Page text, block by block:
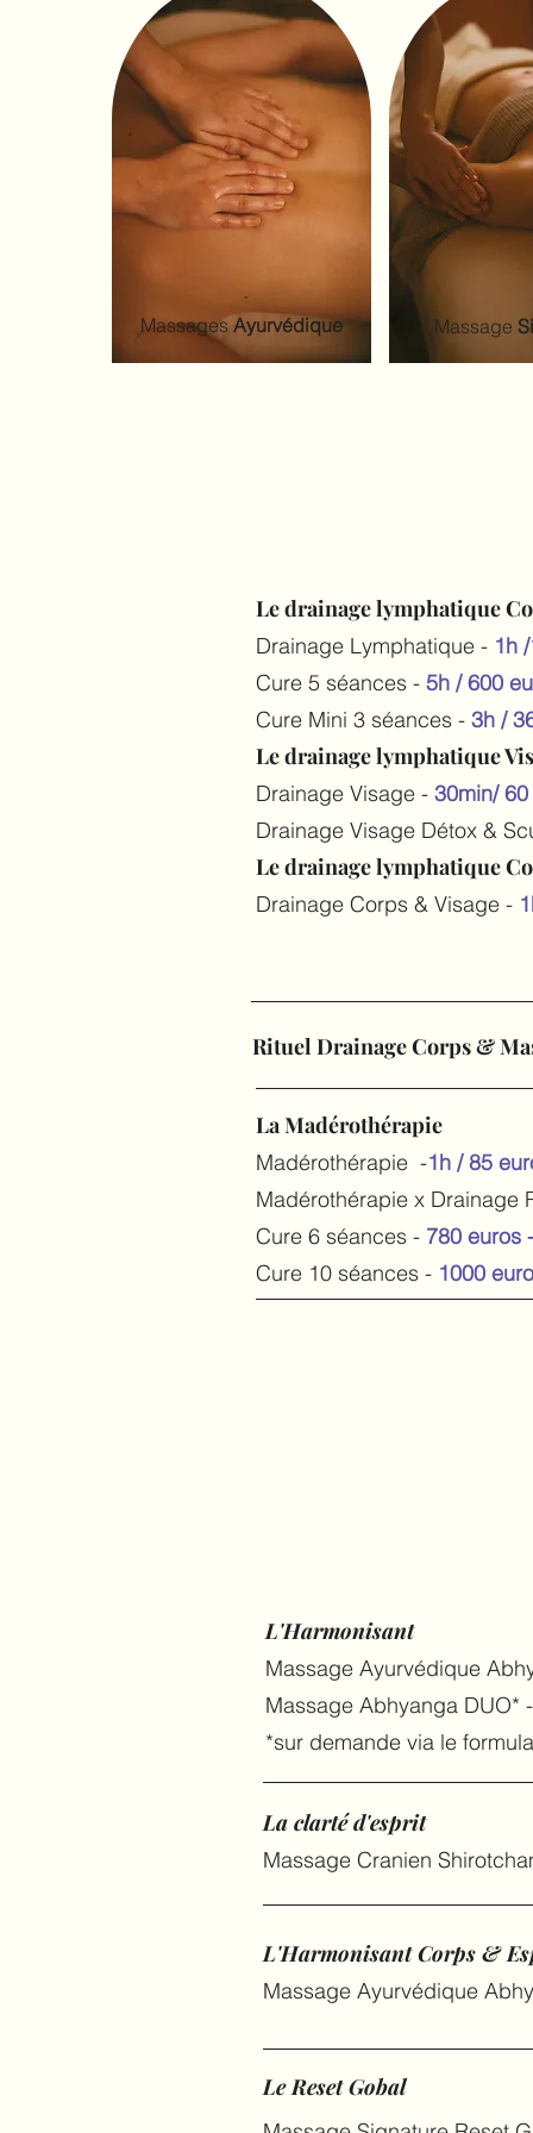
Massages Ayurvédique Massage
Le drainage lymphatique
Drainage Lymphatique - 1h
Cure 5 séances - 5h / 600
Cure Mini 3 séances - 3h /
Le drainage lymphatique
Drainage Visage - 30min/60
Drainage Visage Détox &
Le drainage lymphatique
Drainage Corps & Visage -
Rituel Drainage Corps &
La Madérothérapie
Madérothérapie -1h / 85
Madérothérapie x Drainage
Cure 6 séances - 780 euros
Cure 10 séances - 1000
La clarté d'esprit
Massage Cranien
L'Harmonisant
Massage Ayurvédique
Massage Abhyanga DUO* -
*sur demande via le
L'Harmonisant Corps &
Massage Ayurvédique
Le Reset Gobal